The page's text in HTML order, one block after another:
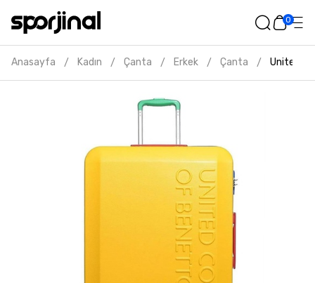
0
Anasayfa / Kadın / Çanta / Erkek / Çanta / United